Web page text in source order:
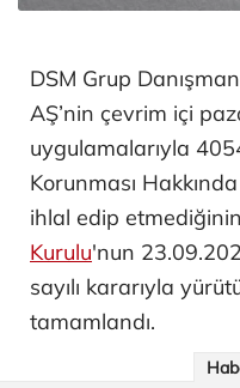
DSM Grup
AŞ’nin çevrim içi
uygulamalarıyla
Korunması
ihlal edip
Kurulu'nun
sayılı kararıyla
tamamlandı.